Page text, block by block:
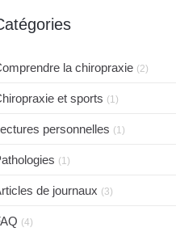
la chiropraxie (2)
et sports (1)
personnelles (1)
(1)
de journaux (3)
(4)